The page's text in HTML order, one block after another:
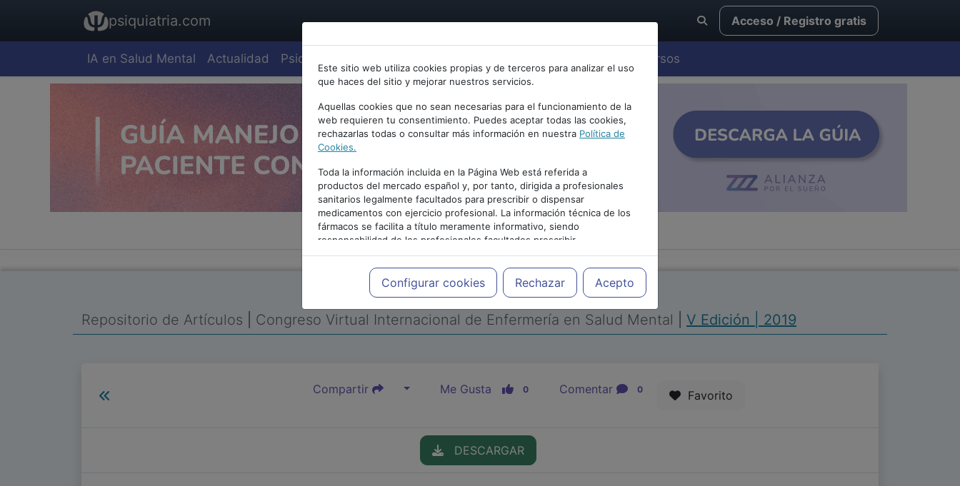
psiquiatria.com Acceso / Registro gratis
IA en Salud Mental Actualidad Psiquiatría Cursos
Este sitio web utiliza cookies propias y de terceros para analizar el uso
que haces del sitio y mejorar nuestros servicios.
Aquellas cookies que no sean necesarias para el funcionamiento de la
web requieren tu consentimiento. Puedes aceptar todas las cookies,
rechazarlas todas o consultar más información en nuestra Política de
Cookies.
Toda la información incluida en la Página Web está referida a
productos del mercado español y, por tanto, dirigida a profesionales
sanitarios legalmente facultados para prescribir o dispensar
medicamentos con ejercicio profesional. La información técnica de los
fármacos se facilita a título meramente informativo, siendo
responsabilidad de los profesionales facultados prescribir
medicamentos y decidir, en cada caso concreto, el tratamiento más
adecuado a las necesidades del paciente.
Configurar cookies Rechazar Acepto
PUBLICIDAD
Repositorio de Artículos Congreso Virtual Internacional de Enfermería en Salud Mental V Edición | 2019
Compartir Me Gusta 0 Comentar 0 Favorito
DESCARGAR